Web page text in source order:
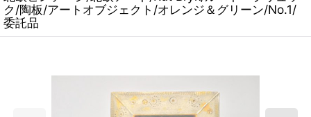
ク/陶板/アートオブジェクト/オレンジ＆グリーン/No.1/
委託品